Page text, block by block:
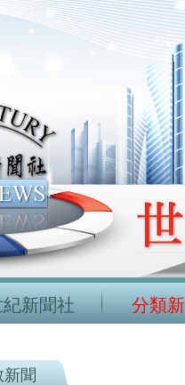
紀新聞社 分類
新聞